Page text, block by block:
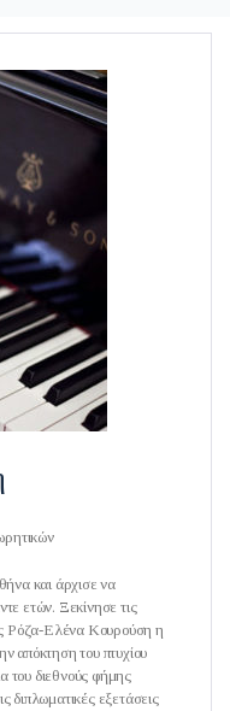
και άρχισε να
ετών. Ξεκίνησε τις
Ρόζα-Ελένα Κουρούση η
απόκτηση του πτυχίου
του διεθνούς φήμης
εξετάσεις